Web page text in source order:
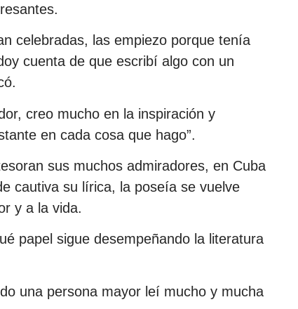
celebradas, las empiezo porque tenía
cuenta de que escribí algo con un
creo mucho en la inspiración y
en cada cosa que hago”.
sus muchos admiradores, en Cuba
cautiva su lírica, la poseía se vuelve
y a la vida.
papel sigue desempeñando la literatura
una persona mayor leí mucho y mucha